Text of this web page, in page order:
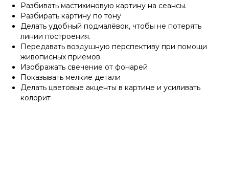
Разбивать мастихиновую картину на сеансы.
Разбирать картину по тону
Делать удобный подмалёвок, чтобы не потерять
линии построения.
Передавать воздушную перспективу при помощи
живописных приемов.
Изображать свечение от фонарей
Показывать мелкие детали
Делать цветовые акценты в картине и усиливать
колорит